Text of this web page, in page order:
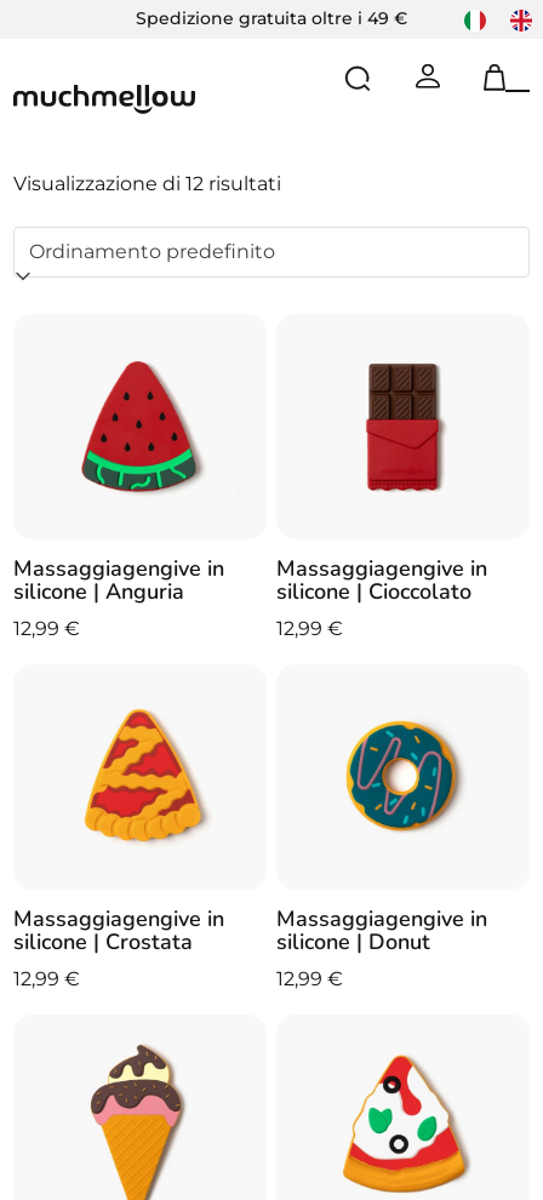
Spedizione gratuita oltre i 49 €
Visualizzazione di 12 risultati
Massaggiagengive in
silicone | Anguria
12,99€
Massaggiagengive in
silicone | Cioccolato
12,99 €
Massaggiagengive in
silicone | Crostata
12,99€
Massaggiagengive in
silicone | Donut
12,99 €